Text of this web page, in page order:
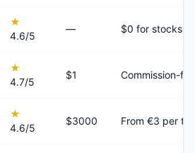
★
4.6/5
— $0 for stocks
★
4.7/5
$1 Commission-
★
4.6/5
$3000 From €3 per